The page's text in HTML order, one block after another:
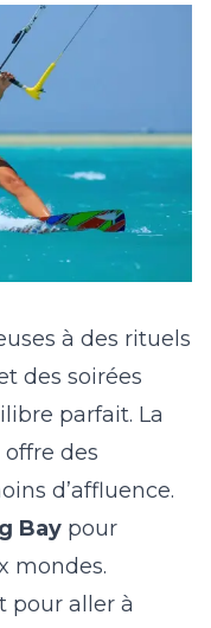
à des rituels
des soirées
parfait. La
offre des
d’affluence.
Bay pour
mondes.
pour aller à